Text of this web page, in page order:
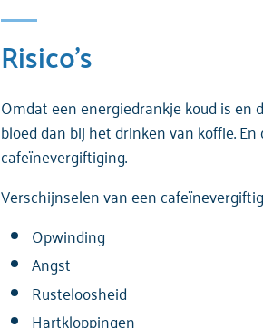
Risico’s
Omdat een energiedrankje koud is en
bloed dan bij het drinken van koffie.
cafeïnevergiftiging.
Verschijnselen van een
Opwinding
Angst
Rusteloosheid
Hartkloppingen